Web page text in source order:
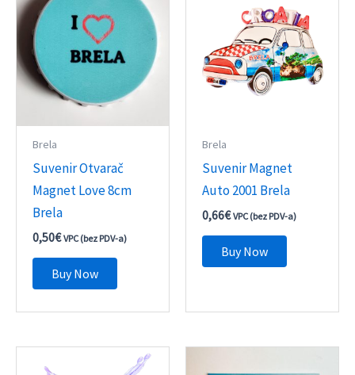
Brela
Suvenir Otvarač
Magnet Love 8cm
Brela
0,50€ VPC (bez PDV-a)
Buy Now
Brela
Suvenir Magnet
Auto 2001 Brela
0,66€ VPC (bez PDV-a)
Buy Now